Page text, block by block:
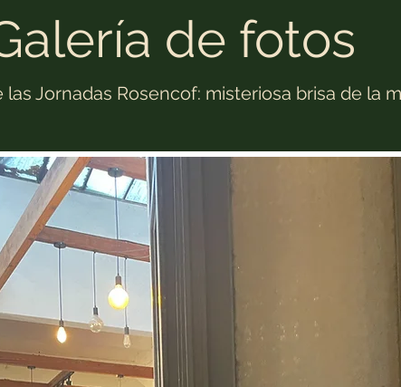
de fotos
las Jornadas Rosencof: misteriosa brisa de la